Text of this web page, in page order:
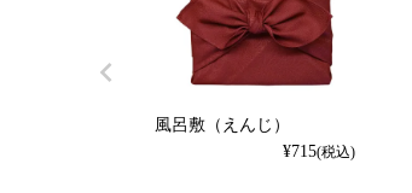
風呂敷（えんじ）
¥715(税込)